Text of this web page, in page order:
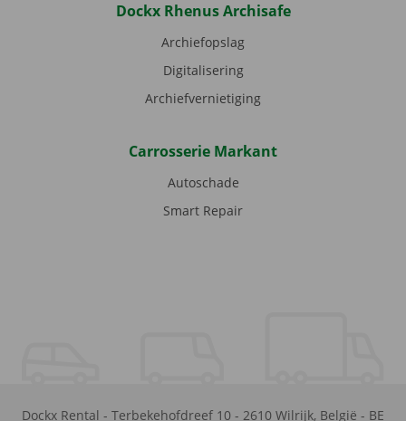
Dockx Rhenus Archisafe
Archiefopslag
Digitalisering
Archiefvernietiging
Carrosserie Markant
Autoschade
Smart Repair
Dockx Rental - Terbekehofdreef 10 - 2610 Wilrijk, België - BE